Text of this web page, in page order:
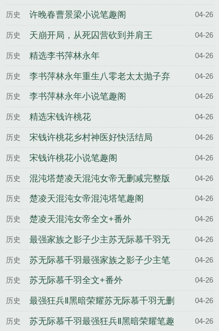
历史 许晚春曹景梁小说笔趣阁 04-26
历史 天崩开局，从死囚营砍到并肩王 04-26
历史 精选李书萍林永年 04-26
历史
李书萍林永年重生八零老太太抛子弃
女结局
04-26
历史 李书萍林永年小说笔趣阁 04-26
历史 精选宋钱许桃花 04-26
历史 宋钱许桃花乡村神医好快活结局 04-26
历史 宋钱许桃花小说笔趣阁 04-26
历史 混沌塔楚凌天混沌女帝无删减完整版 04-26
历史 楚凌天混沌女帝混沌塔笔趣阁 04-26
历史 楚凌天混沌女帝全文+番外 04-26
历史
最强家族之影子少主苏无际慕千羽无
删减完整版
04-26
历史
苏无际慕千羽最强家族之影子少主笔
趣阁
04-26
历史 苏无际慕千羽全文+番外 04-26
历史
最强狂兵Ⅱ黑暗荣耀苏无际慕千羽无删
减完整版
04-26
历史 苏无际慕千羽最强狂兵Ⅱ黑暗荣耀笔趣 04-26